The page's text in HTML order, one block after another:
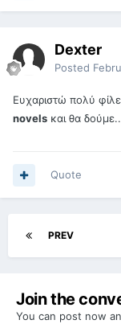
Dexter
Posted
Ευχαριστώ πολύ
novels και θα
Quote
PREV
Join the
You can post now